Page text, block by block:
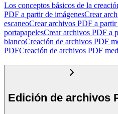
Los conceptos básicos de la
PDF a partir de imágenesCrear
escaneoCrear archivos PDF a
portapapelesCrear archivos PDF a
blancoCreación de archivos PDF
PDFCreación de archivos PDF
Edición de archivos